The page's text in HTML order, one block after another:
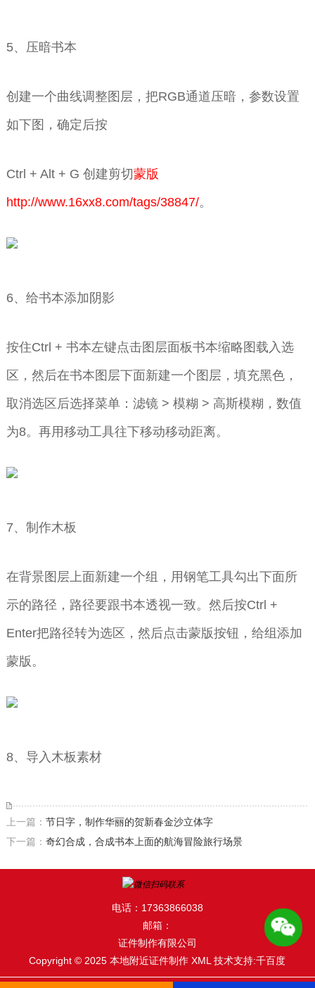
5、压暗书本
创建一个曲线调整图层，把RGB通道压暗，参数设置
如下图，确定后按
Ctrl + Alt + G 创建剪切蒙版
http://www.16xx8.com/tags/38847/。
6、给书本添加阴影
按住Ctrl + 书本左键点击图层面板书本缩略图载入选
区，然后在书本图层下面新建一个图层，填充黑色，
取消选区后选择菜单：滤镜 > 模糊 > 高斯模糊，数值
为8。再用移动工具往下移动移动距离。
7、制作木板
在背景图层上面新建一个组，用钢笔工具勾出下面所
示的路径，路径要跟书本透视一致。然后按Ctrl +
Enter把路径转为选区，然后点击蒙版按钮，给组添加
蒙版。
8、导入木板素材
上一篇： 节日字，制作华丽的贺新春金沙立体字
下一篇： 奇幻合成，合成书本上面的航海冒险旅行场景
电话：17363866038
邮箱：
证件制作有限公司
Copyright © 2025 本地附近证件制作XML 技术支持:千百度